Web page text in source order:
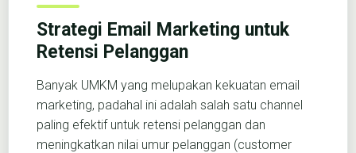
Strategi Email Marketing untuk
Retensi Pelanggan
Banyak UMKM yang melupakan kekuatan email
marketing, padahal ini adalah salah satu channel
paling efektif untuk retensi pelanggan dan
meningkatkan nilai umur pelanggan (customer